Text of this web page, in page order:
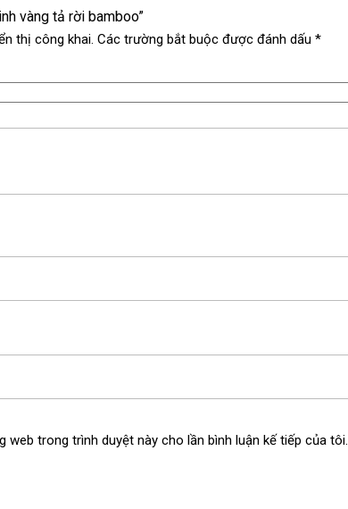
vàng tả rời bamboo”
thị công khai. Các trường bắt buộc được đánh dấu *
web trong trình duyệt này cho lần bình luận kế tiếp của tôi.